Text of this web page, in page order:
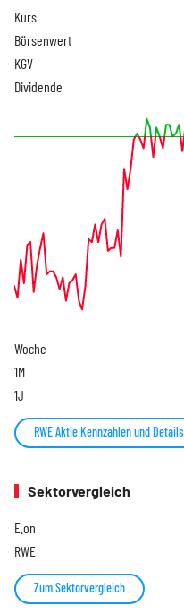
Kurs
Börsenwert
KGV
Dividende
Woche
1M
1J
RWE Aktie Kennzahlen und Details
Sektorvergleich
E.on
RWE
Zum Sektorvergleich